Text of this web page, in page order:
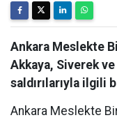
Ankara Meslekte
Akkaya, Siverek ve
saldırılarıyla ilgili
Ankara Meslekte